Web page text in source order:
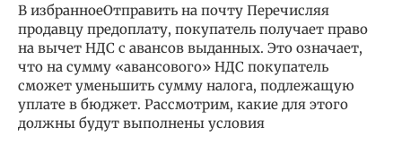
В избранноеОтправить на почту Перечисляя
продавцу предоплату, покупатель получает право
на вычет НДС с авансов выданных. Это означает,
что на сумму «авансового» НДС покупатель
сможет уменьшить сумму налога, подлежащую
уплате в бюджет. Рассмотрим, какие для этого
должны будут выполнены условия